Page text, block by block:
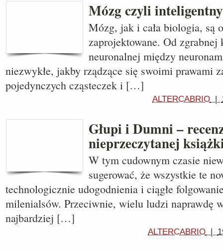
Mózg czyli
Mózg, jak i cała biologia, są
zaprojektowane. Od
neuronalnej między
niezwykłe, jakby rządzące się swoimi prawami
pojedynczych cząsteczek i […]
ALTERCABRIO |
Głupi i Dumni –
nieprzeczytanej
W tym cudownym czasie
sugerować, że wszystkie te
technologicznie udogodnienia i ciągłe
milenialsów. Przeciwnie, wielu ludzi naprawdę
najbardziej […]
ALTERCABRIO |